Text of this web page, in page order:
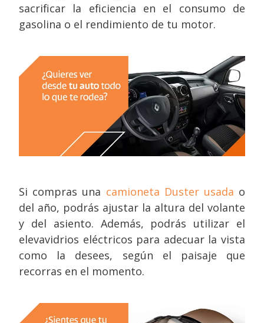
sacrificar la eficiencia en el consumo de
gasolina o el rendimiento de tu motor.
Si compras una camioneta Duster usada o
del año, podrás ajustar la altura del volante
y del asiento. Además, podrás utilizar el
elevavidrios eléctricos para adecuar la vista
como la desees, según el paisaje que
recorras en el momento.